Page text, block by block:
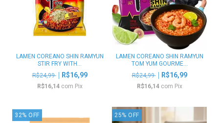
LAMEN COREANO SHIN RAMYUN
STIR FRY WITH...
R$24,99
R$16,99
R$16,14 com Pix
LAMEN COREANO SHIN RAMYUN
TOM YUM GOURME...
R$24,99
R$16,99
R$16,14 com Pix
32% OFF 25% OFF